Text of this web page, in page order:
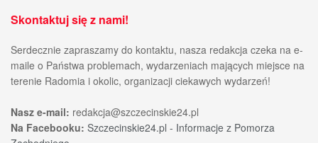
Skontaktuj się z nami!
Serdecznie zapraszamy do kontaktu, nasza redakcja czeka na e-
maile o Państwa problemach, wydarzeniach mających miejsce na
terenie Radomia i okolic, organizacji ciekawych wydarzeń!
Nasz e-mail: redakcja@szczecinskie24.pl
Na Facebooku: Szczecinskie24.pl - Informacje z Pomorza